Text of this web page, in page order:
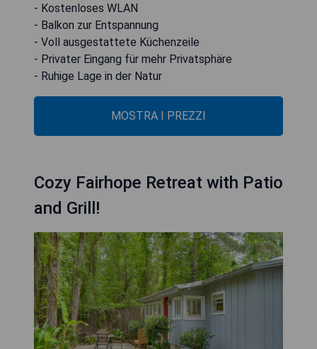
- Kostenloses WLAN
- Balkon zur Entspannung
- Voll ausgestattete Küchenzeile
- Privater Eingang für mehr Privatsphäre
- Ruhige Lage in der Natur
MOSTRA I PREZZI
Cozy Fairhope Retreat with Patio
and Grill!